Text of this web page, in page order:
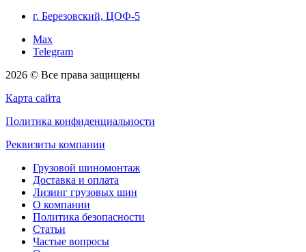
г. Березовский, ЦОФ-5
Max
Telegram
2026 © Все права защищены
Карта сайта
Политика конфиденциальности
Реквизиты компании
Грузовой шиномонтаж
Доставка и оплата
Лизинг грузовых шин
О компании
Политика безопасности
Статьи
Частые вопросы